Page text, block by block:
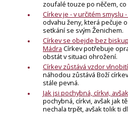
zoufalé touze po něčem,
Církev je - v určitém smyslu
odvahu ženy, která pečuje
setkání se svým Ženichem.
Církev se obejde bez
Mádra Církev potřebuje
obstát v situaci ohrožení.
Církev zůstává vzdor
náhodou zůstává Boží
stále pevná.
Jak jsi pochybná, církvi,
pochybná, církvi, avšak jak
nechala trpět, avšak tolik ti